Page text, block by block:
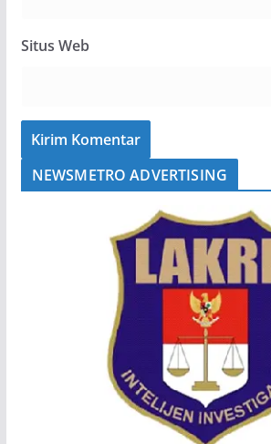
Situs Web
NEWSMETRO ADVERTISING